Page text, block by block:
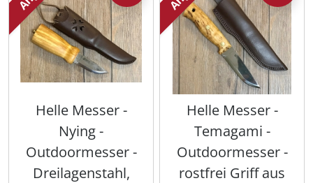
Helle Messer -
Nying -
Outdoormesser -
Dreilagenstahl,
Helle Messer -
Temagami -
Outdoormesser -
rostfrei Griff aus